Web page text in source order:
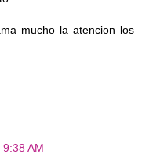
mucho la atencion los
AM